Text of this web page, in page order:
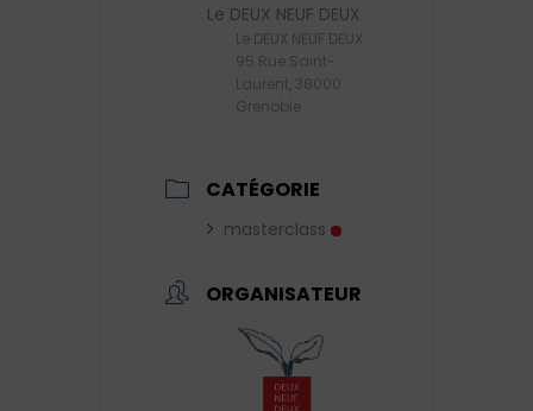
Le DEUX NEUF DEUX
Le DEUX NEUF DEUX
95 Rue Saint-
Laurent, 38000
Grenoble
CATÉGORIE
masterclass
ORGANISATEUR